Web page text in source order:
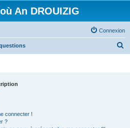
An DROUIZIG
Connexion
connecter !
?